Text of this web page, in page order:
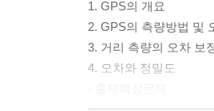
1. GPS의 개요
2. GPS의 측량방법 및
3. 거리 측량의 오차 보
4. 오차와 정밀도